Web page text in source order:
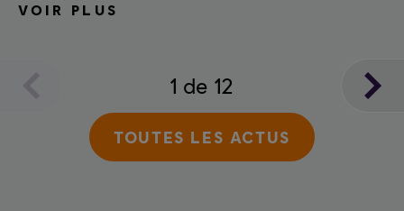
VOIR PLUS
1 de 12
TOUTES LES ACTUS